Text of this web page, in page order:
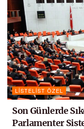
LISTELIST ÖZEL
Son Günlerde
Parlamenter